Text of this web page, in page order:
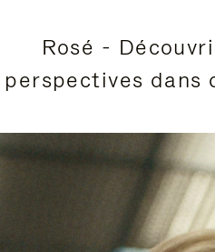
Rosé -
perspectives dans